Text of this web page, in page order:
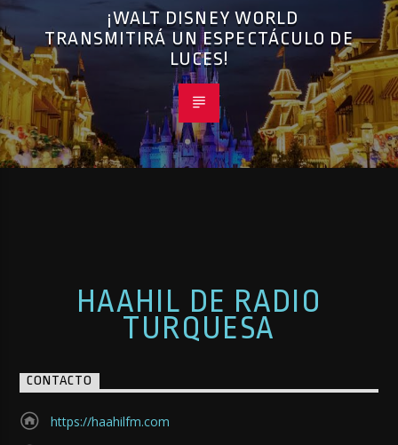
¡WALT DISNEY WORLD
TRANSMITIRÁ UN ESPECTÁCULO DE
LUCES!
HAAHIL DE RADIO
TURQUESA
CONTACTO
https://haahilfm.com